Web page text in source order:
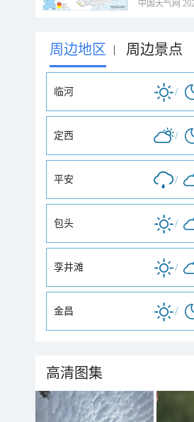
中国天气网
周边地区 | 周边景点
临河 /
定西 /
平安 /
包头 /
孪井滩 /
金昌 /
高清图集